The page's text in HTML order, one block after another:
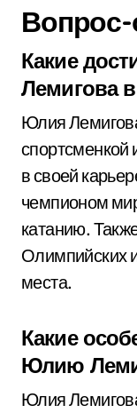
Вопрос-
Какие
Лемигова
Юлия
спортсменкой
в своей
чемпионом
катанию.
Олимпийских
места.
Какие
Юлию
Юлия